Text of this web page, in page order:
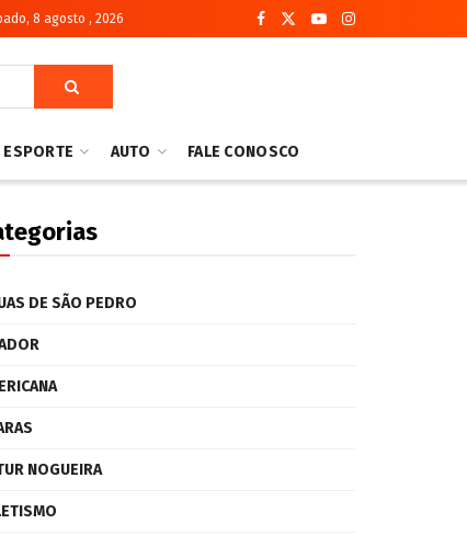
8 agosto , 2026
ESPORTE AUTO FALE CONOSCO
DE SÃO PEDRO
NOGUEIRA